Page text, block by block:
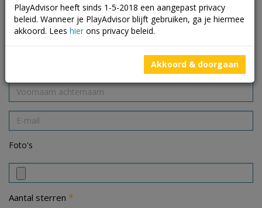
Foto's
Aantal sterren *
PlayAdvisor heeft sinds 1-5-2018 een aangepast privacy
beleid. Wanneer je PlayAdvisor blijft gebruiken, ga je hiermee
akkoord. Lees hier ons privacy beleid.
Akkoord & doorgaan